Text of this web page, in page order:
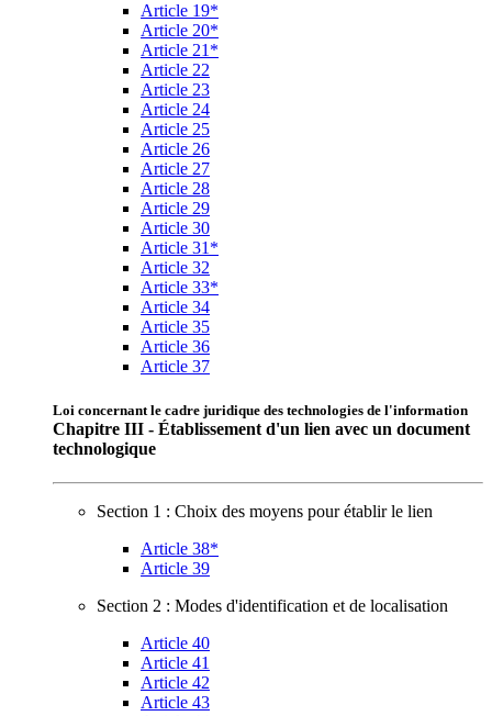
Article 19*
Article 20*
Article 21*
Article 22
Article 23
Article 24
Article 25
Article 26
Article 27
Article 28
Article 29
Article 30
Article 31*
Article 32
Article 33*
Article 34
Article 35
Article 36
Article 37
Loi concernant le cadre juridique des technologies de l'information
Chapitre III - Établissement d'un lien avec un document
technologique
Section 1 : Choix des moyens pour établir le lien
Article 38*
Article 39
Section 2 : Modes d'identification et de localisation
Article 40
Article 41
Article 42
Article 43